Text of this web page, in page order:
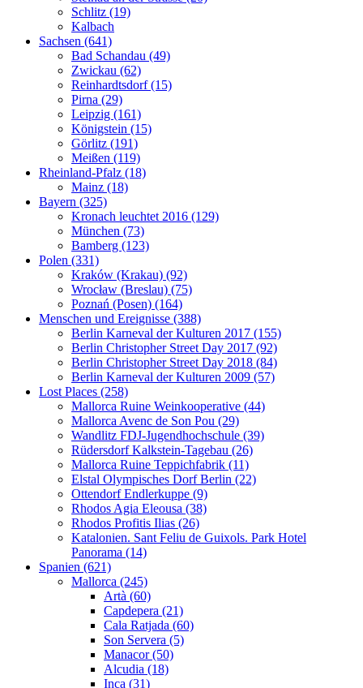
Schlitz (19)
Kalbach
Sachsen (641)
Bad Schandau (49)
Zwickau (62)
Reinhardtsdorf (15)
Pirna (29)
Leipzig (161)
Königstein (15)
Görlitz (191)
Meißen (119)
Rheinland-Pfalz (18)
Mainz (18)
Bayern (325)
Kronach leuchtet 2016 (129)
München (73)
Bamberg (123)
Polen (331)
Kraków (Krakau) (92)
Wrocław (Breslau) (75)
Poznań (Posen) (164)
Menschen und Ereignisse (388)
Berlin Karneval der Kulturen 2017 (155)
Berlin Christopher Street Day 2017 (92)
Berlin Christopher Street Day 2018 (84)
Berlin Karneval der Kulturen 2009 (57)
Lost Places (258)
Mallorca Ruine Weinkooperative (44)
Mallorca Avenc de Son Pou (29)
Wandlitz FDJ-Jugendhochschule (39)
Rüdersdorf Kalkstein-Tagebau (26)
Mallorca Ruine Teppichfabrik (11)
Elstal Olympisches Dorf Berlin (22)
Ottendorf Endlerkuppe (9)
Rhodos Agia Eleousa (38)
Rhodos Profitis Ilias (26)
Katalonien. Sant Feliu de Guixols. Park Hotel
Panorama (14)
Spanien (621)
Mallorca (245)
Artà (60)
Capdepera (21)
Cala Ratjada (60)
Son Servera (5)
Manacor (50)
Alcudia (18)
Inca (31)